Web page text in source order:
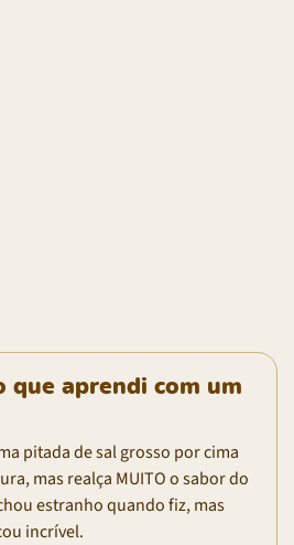
que aprendi com um
pitada de sal grosso por cima
mas realça MUITO o sabor do
estranho quando fiz, mas
incrível.